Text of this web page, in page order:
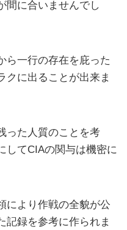
間に合いませんでし
ら一行の存在を庇った
クに出ることが出来ま
った人質のことを考
してCIAの関与は機密に
により作戦の全貌が公
記録を参考に作られま